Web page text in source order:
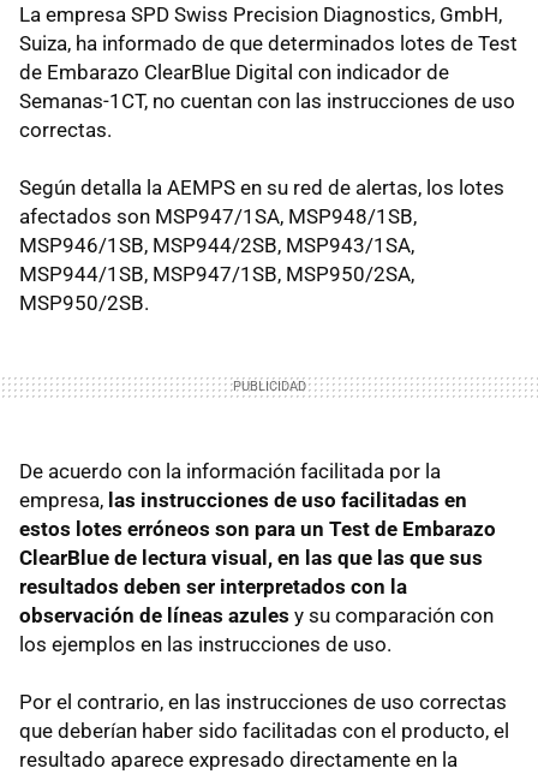
La empresa SPD Swiss Precision Diagnostics, GmbH,
Suiza, ha informado de que determinados lotes de Test
de Embarazo ClearBlue Digital con indicador de
Semanas-1CT, no cuentan con las instrucciones de uso
correctas.
Según detalla la AEMPS en su red de alertas, los lotes
afectados son MSP947/1SA, MSP948/1SB,
MSP946/1SB, MSP944/2SB, MSP943/1SA,
MSP944/1SB, MSP947/1SB, MSP950/2SA,
MSP950/2SB.
De acuerdo con la información facilitada por la
empresa, las instrucciones de uso facilitadas en
estos lotes erróneos son para un Test de Embarazo
ClearBlue de lectura visual, en las que las que sus
resultados deben ser interpretados con la
observación de líneas azules y su comparación con
los ejemplos en las instrucciones de uso.
Por el contrario, en las instrucciones de uso correctas
que deberían haber sido facilitadas con el producto, el
resultado aparece expresado directamente en la